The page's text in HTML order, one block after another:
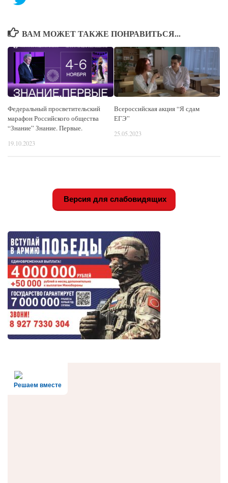
ВАМ МОЖЕТ ТАКЖЕ ПОНРАВИТЬСЯ...
Федеральный просветительский
марафон Российского общества
“Знание” Знание. Первые.
19.10.2023
Всероссийская акция “Я сдам
ЕГЭ”
25.05.2023
Версия для слабовидящих
Решаем вместе